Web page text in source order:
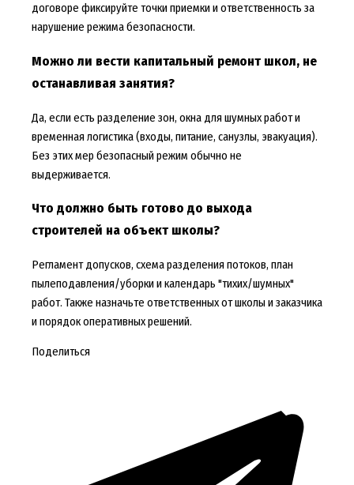
договоре фиксируйте точки приемки и ответственность за
нарушение режима безопасности.
Можно ли вести капитальный ремонт школ, не
останавливая занятия?
Да, если есть разделение зон, окна для шумных работ и
временная логистика (входы, питание, санузлы, эвакуация).
Без этих мер безопасный режим обычно не
выдерживается.
Что должно быть готово до выхода
строителей на объект школы?
Регламент допусков, схема разделения потоков, план
пылеподавления/уборки и календарь "тихих/шумных"
работ. Также назначьте ответственных от школы и заказчика
и порядок оперативных решений.
Поделиться